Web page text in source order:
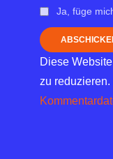
Ja, füge
Diese
zu reduzieren.